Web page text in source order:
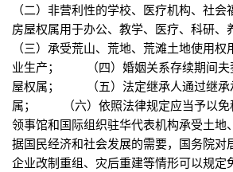
（二）非营利性的学校、医疗机构、社会
房屋权属用于办公、教学、医疗、科研
（三）承受荒山、荒地、荒滩土地使用
业生产； （四）婚姻关系存续期间夫
屋权属； （五）法定继承人通过继承
属； （六）依照法律规定应当予以免
领事馆和国际组织驻华代表机构承受
据国民经济和社会发展的需要，国务院对
企业改制重组、灾后重建等情形可以规定